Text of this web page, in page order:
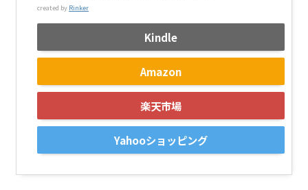
created by Rinker
Kindle
Amazon
楽天市場
Yahooショッピング